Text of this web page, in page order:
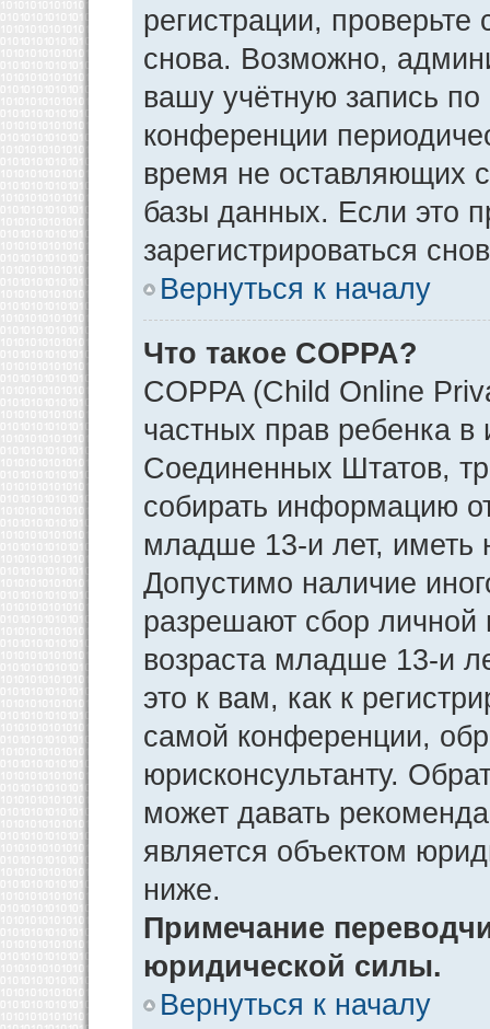
регистрации,
снова. Возможно,
вашу учётную запись
конференции
время не оставляющих
базы данных. Если это
зарегистрироваться
Вернуться к началу
Что такое COPPA?
COPPA (Child Online
частных прав ребенка в
Соединенных Штатов,
собирать информацию
младше 13-и лет, иметь
Допустимо наличие
разрешают сбор
возраста младше 13-и
это к вам, как к
самой конференции,
юрисконсультанту.
может давать
является объектом
ниже.
Примечание
юридической силы.
Вернуться к началу